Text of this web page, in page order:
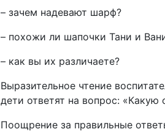
– зачем надевают шарф?
– похожи ли шапочки Тани и
– как вы их различаете?
Выразительное чтение
дети ответят на вопрос:
Поощрение за правильные